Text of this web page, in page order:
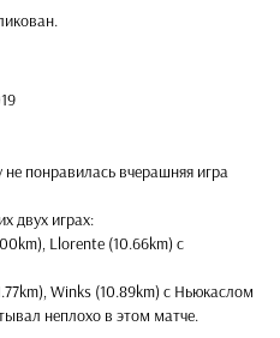
понравилась вчерашняя игра
двух играх:
Llorente (10.66km) с
Winks (10.89km) с Ньюкаслом
неплохо в этом матче.